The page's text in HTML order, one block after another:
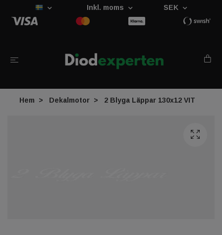
Inkl. moms SEK
Hem Dekalmotor 2 Blyga Läppar 130x12 VIT